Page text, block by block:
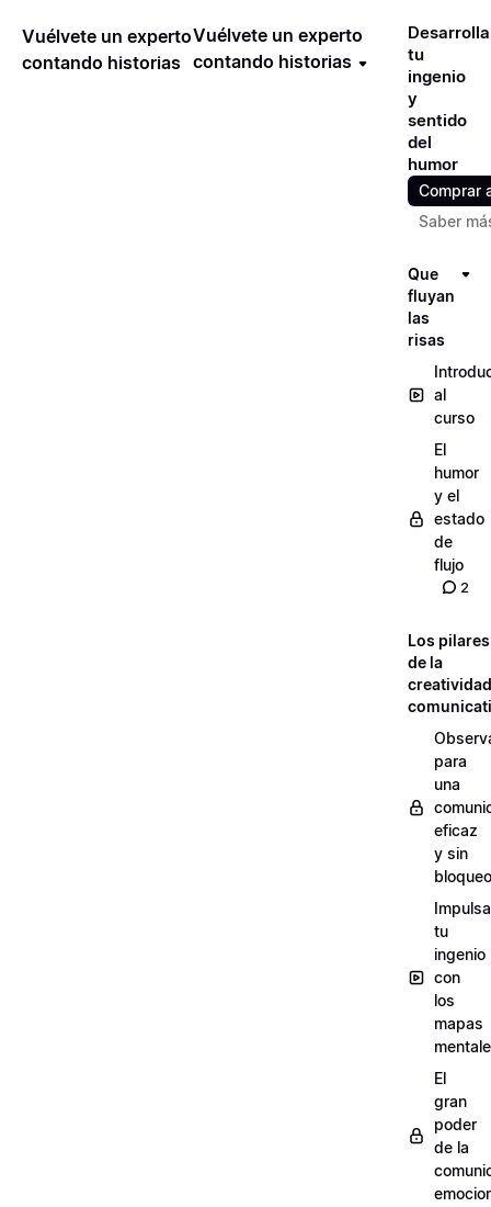
Vuélvete un experto
contando historias
Vuélvete un experto
contando historias
Desarrolla
tu
ingenio
y
sentido
del
humor
Comprar
Saber
Que
fluyan
las
risas
al
curso
El
humor
y el
estado
de
flujo
2
Los pilares
de la
creatividad
para
una
eficaz
y sin
Impulsa
tu
ingenio
con
los
mapas
El
gran
poder
de la